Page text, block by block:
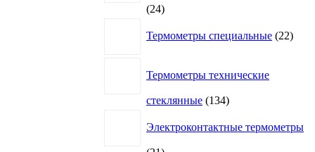
2424
Термометры специальные 22
Термометры технические
стеклянные 134134
Электроконтактные термометры